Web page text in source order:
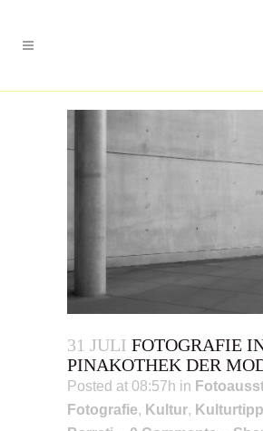
31 JULI FOTOGRAFIE
PINAKOTHEK DER
Posted at 08:57h in
Fotografie, Kultur,